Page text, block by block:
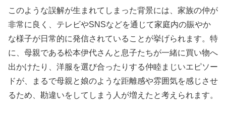
このような誤解が生まれてしまった背景には、家族の仲が
非常に良く、テレビやSNSなどを通じて家庭内の賑やか
な様子が日常的に発信されていることが挙げられます。特
に、母親である松本伊代さんと息子たちが一緒に買い物へ
出かけたり、洋服を選び合ったりする仲睦まじいエピソー
ドが、まるで母親と娘のような距離感や雰囲気を感じさせ
るため、勘違いをしてしまう人が増えたと考えられます。